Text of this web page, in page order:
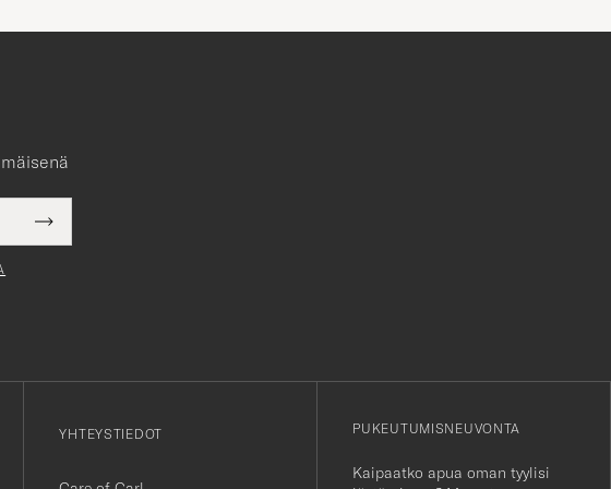
myös huikeasta valikoimasta.
Submit
Newsletter
YHTEYSTIEDOT PUKEUTUMISNEUVONTA
Kaipaatko apua oman tyylisi